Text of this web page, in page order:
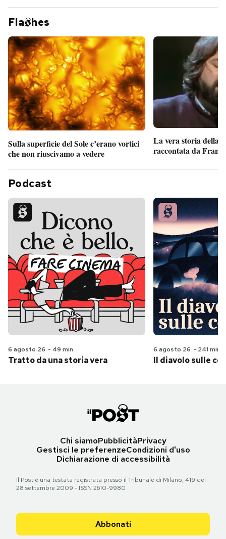
Fla hes
Sulla superficie del Sole c’erano vortici
che non riuscivamo a vedere
La vera storia della
raccontata da
Podcast
6 agosto 26 - 49 min
Tratto da una storia vera
6 agosto 26 - 241 min
Il diavolo sulle
Chi siamoPubblicitàPrivacy
Gestisci le preferenzeCondizioni d'uso
Dichiarazione di accessibilità
Il Post è una testata registrata presso il Tribunale di Milano, 419 del
28 settembre 2009 - ISSN 2610-9980
Abbonati